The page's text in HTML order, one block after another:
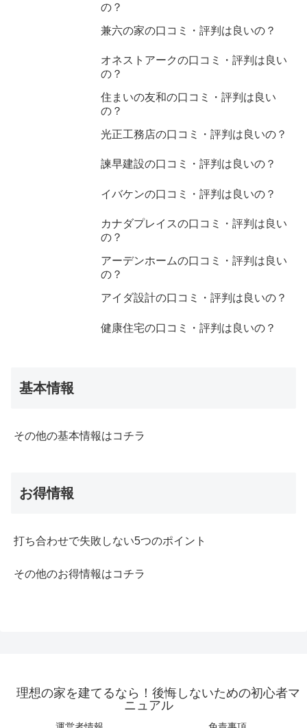
の？
兼六の家の口コミ・評判は良いの？
オネストアークの口コミ・評判は良い
の？
住まいの友和の口コミ・評判は良い
の？
光正工務店の口コミ・評判は良いの？
諫早建設の口コミ・評判は良いの？
イバケンの口コミ・評判は良いの？
カナダプレイスの口コミ・評判は良い
の？
アーデンホームの口コミ・評判は良い
の？
アイダ設計の口コミ・評判は良いの？
健康住宅の口コミ・評判は良いの？
基本情報
その他の基本情報はコチラ
お得情報
打ち合わせで失敗しない5つのポイント
その他のお得情報はコチラ
理想の家を建てるなら！後悔しないための初心者マ
ニュアル